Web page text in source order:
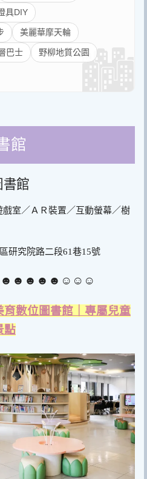
具DIY
美麗華摩天輪
巴士 野柳地質公園
館
館
室／ＡＲ裝置／互動螢幕／樹
研究院路二段61巷15號
育數位圖書館｜專屬兒童
點